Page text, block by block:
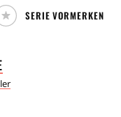
Gerichten,
SERIE VORMERKEN